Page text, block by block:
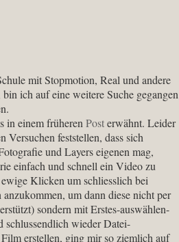
mit Stopmotion, Real und andere
ich auf eine weitere Suche gegangen
in einem früheren Posterwähnt. Leider
Versuchen feststellen, dass sich
und Layers eigenen mag,
einfach und schnell ein Video zu
Klicken um schliesslich bei
um dann diese nicht per
sondern mit Erstes-auswählen-
schlussendlich wieder Datei-
erstellen, ging mir so ziemlich auf